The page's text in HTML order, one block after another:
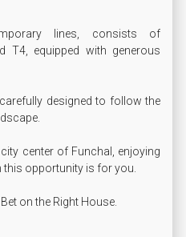
lines, consists of
T4, equipped with generous
designed to follow the
center of Funchal, enjoying
opportunity is for you.
on the Right House.